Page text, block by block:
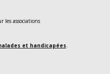
les associations
et handicapées.